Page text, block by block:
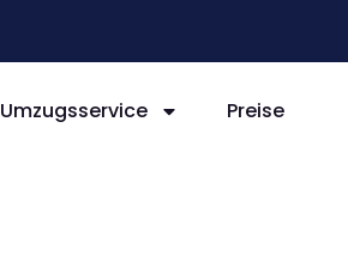
Umzugsservice Preise